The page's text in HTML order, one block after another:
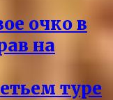
очко в
на
туре